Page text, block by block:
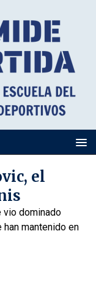
el
vio dominado
mantenido en